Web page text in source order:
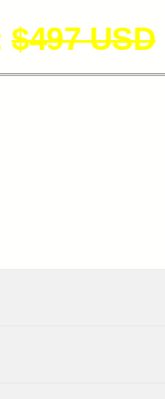
$497 USD